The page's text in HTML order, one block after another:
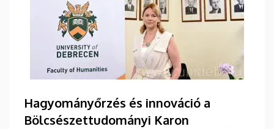
Hagyományőrzés és innováció a
Bölcsészettudományi Karon